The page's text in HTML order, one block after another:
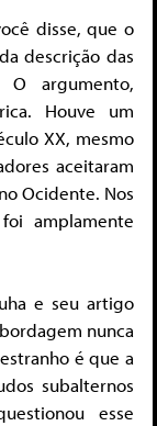
disse, que o
descrição das
O argumento,
Houve um
XX, mesmo
aceitaram
Ocidente. Nos
amplamente
e seu artigo
nunca
é que a
subalternos
esse